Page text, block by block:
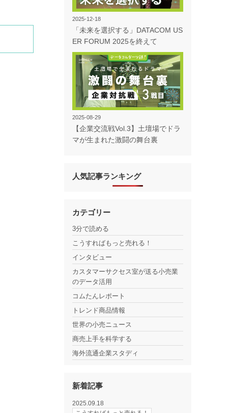
2025-12-18
「未来を選択する」DATACOM US
ER FORUM 2025を終えて
2025-08-29
【企業交流戦Vol.3】土壇場でドラ
マが生まれた激闘の舞台裏
人気記事ランキング
カテゴリー
3分で読める
こうすればもっと売れる！
インタビュー
カスタマーサクセス室が送る小売業
のデータ活用
コムたんレポート
トレンド商品情報
世界の小売ニュース
商売上手を科学する
海外流通企業スタディ
新着記事
2025.09.18